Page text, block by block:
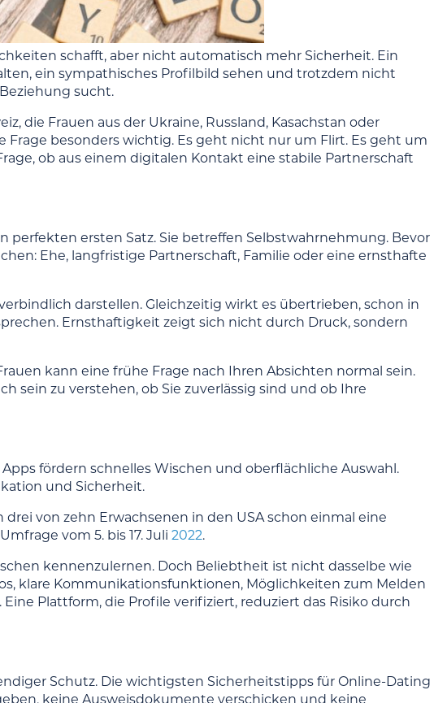
schafft, aber nicht automatisch mehr Sicherheit. Ein
ein sympathisches Profilbild sehen und trotzdem nicht
sucht.
die Frauen aus der Ukraine, Russland, Kasachstan oder
besonders wichtig. Es geht nicht nur um Flirt. Es geht um
ob aus einem digitalen Kontakt eine stabile Partnerschaft
ersten Satz. Sie betreffen Selbstwahrnehmung. Bevor
Ehe, langfristige Partnerschaft, Familie oder eine ernsthafte
darstellen. Gleichzeitig wirkt es übertrieben, schon in
Ernsthaftigkeit zeigt sich nicht durch Druck, sondern
kann eine frühe Frage nach Ihren Absichten normal sein.
sein zu verstehen, ob Sie zuverlässig sind und ob Ihre
fördern schnelles Wischen und oberflächliche Auswahl.
und Sicherheit.
von zehn Erwachsenen in den USA schon einmal eine
vom 5. bis 17. Juli 2022.
kennenzulernen. Doch Beliebtheit ist nicht dasselbe wie
klare Kommunikationsfunktionen, Möglichkeiten zum Melden
Plattform, die Profile verifiziert, reduziert das Risiko durch
Schutz. Die wichtigsten Sicherheitstipps für Online-Dating
keine Ausweisdokumente verschicken und keine